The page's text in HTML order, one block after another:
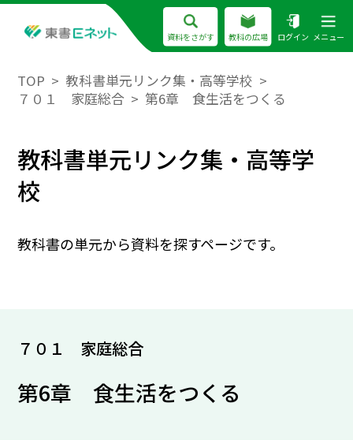
資料をさがす 教科の広場 ログイン メニュー
TOP
教科書単元リンク集・高等学校
７０１ 家庭総合
第6章 食生活をつくる
教科書単元リンク集・高等学
校
教科書の単元から資料を探すページです。
７０１ 家庭総合
第6章 食生活をつくる